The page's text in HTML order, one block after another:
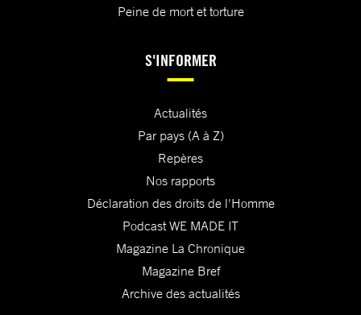
Peine de mort et torture
S'INFORMER
Actualités
Par pays (A à Z)
Repères
Nos rapports
Déclaration des droits de l'Homme
Podcast WE MADE IT
Magazine La Chronique
Magazine Bref
Archive des actualités